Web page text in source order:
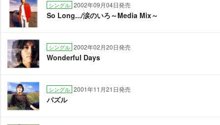
シングル 2002年09月04日発売
So Long.../涙のいろ～Media Mix～
シングル 2002年02月20日発売
Wonderful Days
シングル 2001年11月21日発売
パズル